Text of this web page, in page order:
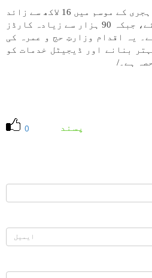
رپورٹ کے مطابق، حج 1446 ہجری کے موسم میں 16 لاکھ سے زائد
"نسک" کارڈز تقسیم کیے گئے، جبکہ 90 ہزار سے زیادہ کارڈز
یہ اقدام وزارتِ حج و عمرہ کی
بنانے اور ڈیجیٹل خدمات کو
ہے۔/
0 پسند